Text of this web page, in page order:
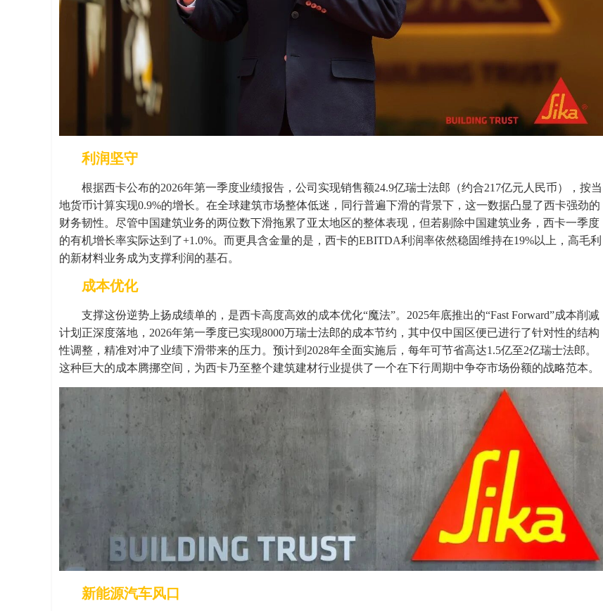
利润坚守
根据西卡公布的2026年第一季度业绩报告，公司实现销售额24.9亿瑞士法郎（约合217亿元人民币），按当
地货币计算实现0.9%的增长。在全球建筑市场整体低迷，同行普遍下滑的背景下，这一数据凸显了西卡强劲的
财务韧性。尽管中国建筑业务的两位数下滑拖累了亚太地区的整体表现，但若剔除中国建筑业务，西卡一季度
的有机增长率实际达到了+1.0%。而更具含金量的是，西卡的EBITDA利润率依然稳固维持在19%以上，高毛利
的新材料业务成为支撑利润的基石。
成本优化
支撑这份逆势上扬成绩单的，是西卡高度高效的成本优化“魔法”。2025年底推出的“Fast Forward”成本削减
计划正深度落地，2026年第一季度已实现8000万瑞士法郎的成本节约，其中仅中国区便已进行了针对性的结构
性调整，精准对冲了业绩下滑带来的压力。预计到2028年全面实施后，每年可节省高达1.5亿至2亿瑞士法郎。
这种巨大的成本腾挪空间，为西卡乃至整个建筑建材行业提供了一个在下行周期中争夺市场份额的战略范本。
新能源汽车风口